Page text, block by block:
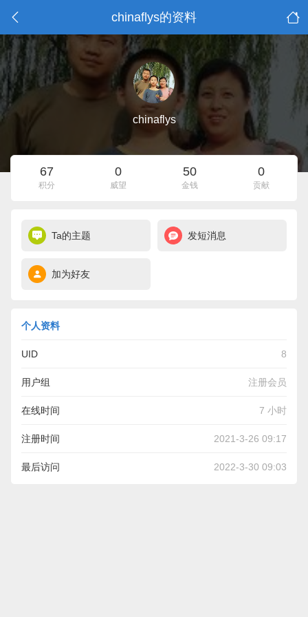
chinaflys的资料
chinaflys
67
积分
0
威望
50
金钱
0
贡献
Ta的主题 发短消息
加为好友
个人资料
UID 8
用户组 注册会员
在线时间 7 小时
注册时间 2021-3-26 09:17
最后访问 2022-3-30 09:03